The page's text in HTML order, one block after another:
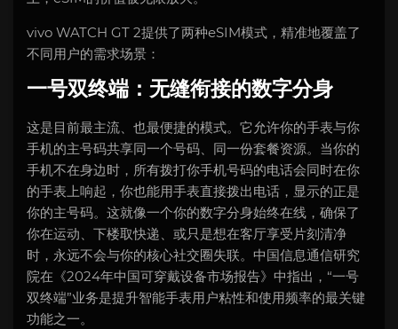
vivo WATCH GT 2提供了两种eSIM模式，精准地覆盖了
不同用户的需求场景：
一号双终端：无缝衔接的数字分身
这是目前最主流、也最便捷的模式。它允许你的手表与你
手机的主号码共享同一个号码、同一份套餐资源。当你的
手机不在身边时，所有拨打你手机号码的电话会同时在你
的手表上响起，你也能用手表直接拨出电话，显示的正是
你的主号码。这就像一个你的数字分身始终在线，确保了
你在运动、下楼取快递、或只是想在客厅享受片刻清净
时，永远不会与你的核心社交圈失联。中国信息通信研究
院在《2024年中国可穿戴设备市场报告》中指出，“一号
双终端”业务是提升智能手表用户粘性和使用频率的最关键
功能之一。